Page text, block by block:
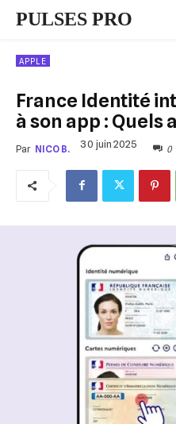
PULSES PRO
APPLE
France Identité
à son app : Quels
Par NICO B. 30 juin 2025 0